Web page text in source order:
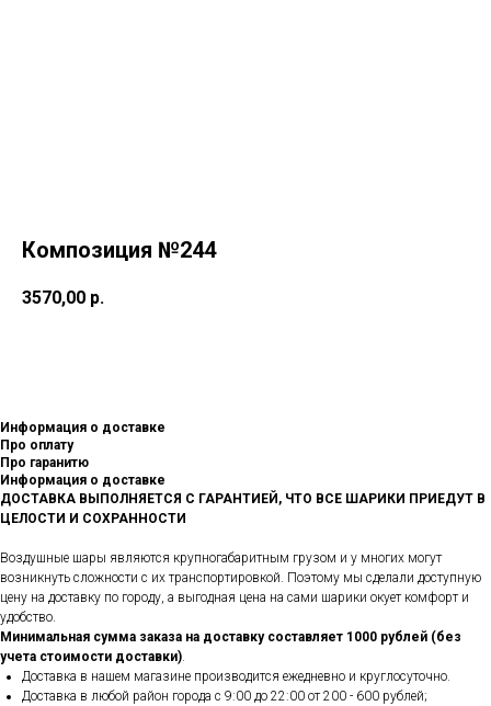
Композиция №244
3570,00 р.
Информация о доставке
Про оплату
Про гаранитю
Информация о доставке
ДОСТАВКА ВЫПОЛНЯЕТСЯ С ГАРАНТИЕЙ, ЧТО ВСЕ ШАРИКИ ПРИЕДУТ В
ЦЕЛОСТИ И СОХРАННОСТИ
Воздушные шары являются крупногабаритным грузом и у многих могут
возникнуть сложности с их транспортировкой. Поэтому мы сделали доступную
цену на доставку по городу, а выгодная цена на сами шарики окует комфорт и
удобство.
Минимальная сумма заказа на доставку составляет 1000 рублей (без
учета стоимости доставки).
Доставка в нашем магазине производится ежедневно и круглосуточно.
Доставка в любой район города c 9:00 до 22:00 от 200 - 600 рублей;